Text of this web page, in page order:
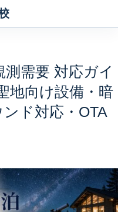
測需要 対応ガイ
地向け設備・暗
ド対応・OTA